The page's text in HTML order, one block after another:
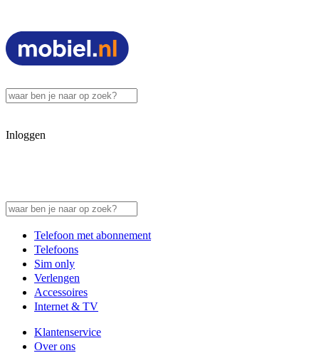
Inloggen
Telefoon met abonnement
Telefoons
Sim only
Verlengen
Accessoires
Internet & TV
Klantenservice
Over ons